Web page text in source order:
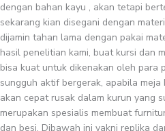
dengan bahan kayu , akan tetapi
sekarang kian disegani dengan
dijamin tahan lama dengan pakai
hasil penelitian kami, buat kursi dan
bisa kuat untuk dikenakan oleh para
sungguh aktif bergerak, apabila
akan cepat rusak dalam kurun yang
merupakan spesialis membuat
dan besi, Dibawah ini yakni replika